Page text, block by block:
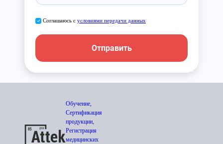
Соглашаюсь с условиями передачи данных
Отправить
Обучение,
Сертификация
продукции,
Регистрация
медицинских